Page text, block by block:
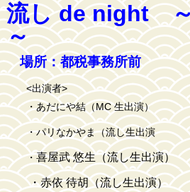
流し de night
～
場所：都税事務所前
<出演者>
・あだにや結（MC 生出演）
・パリなかやま（流し生出演
・喜屋武 悠生（流し生出演）
・赤依 待胡（流し生出演）